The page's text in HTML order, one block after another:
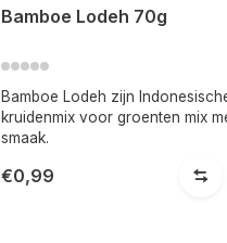
Bamboe Lodeh 70g
Bamboe Lodeh zijn
kruidenmix voor groenten mix
smaak.
€0,99